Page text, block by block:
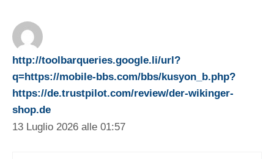
http://toolbarqueries.google.li/url?
q=https://mobile-bbs.com/bbs/kusyon_b.php?
https://de.trustpilot.com/review/der-wikinger-
shop.de
13 Luglio 2026 alle 01:57